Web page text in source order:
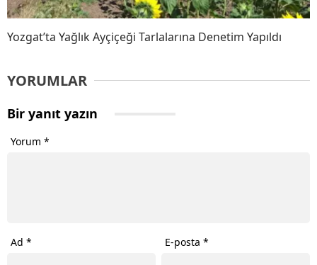
Yozgat’ta Yağlık Ayçiçeği Tarlalarına Denetim Yapıldı
YORUMLAR
Bir yanıt yazın
Yorum *
Ad * E-posta*